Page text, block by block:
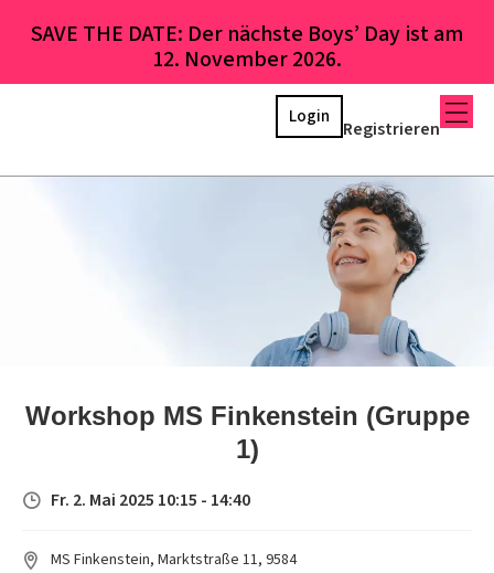
SAVE THE DATE: Der nächste Boys’ Day ist am
12. November 2026.
Registrieren
Login
Workshop MS Finkenstein (Gruppe
1)
Fr. 2. Mai 2025 10:15 - 14:40
MS Finkenstein, Marktstraße 11, 9584